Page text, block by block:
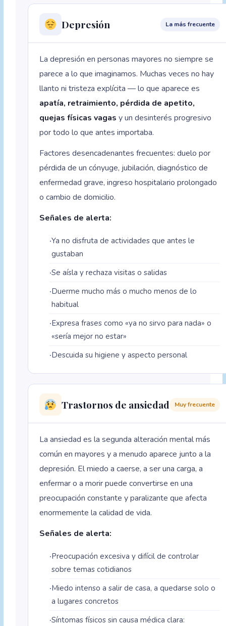
Depresión La más frecuente
La depresión en personas mayores no siempre se
parece a lo que imaginamos. Muchas veces no hay
llanto ni tristeza explícita — lo que aparece es
apatía, retraimiento, pérdida de apetito,
quejas físicas vagas y un desinterés progresivo
por todo lo que antes importaba.
Factores desencadenantes frecuentes: duelo por
pérdida de un cónyuge, jubilación, diagnóstico de
enfermedad grave, ingreso hospitalario prolongado
o cambio de domicilio.
Señales de alerta:
Ya no disfruta de actividades que antes le
gustaban
Se aísla y rechaza visitas o salidas
Duerme mucho más o mucho menos de lo
habitual
Expresa frases como «ya no sirvo para nada» o
«sería mejor no estar»
Descuida su higiene y aspecto personal
Trastornos de ansiedad Muy frecuente
La ansiedad es la segunda alteración mental más
común en mayores y a menudo aparece junto a la
depresión. El miedo a caerse, a ser una carga, a
enfermar o a morir puede convertirse en una
preocupación constante y paralizante que afecta
enormemente la calidad de vida.
Señales de alerta:
Preocupación excesiva y difícil de controlar
sobre temas cotidianos
Miedo intenso a salir de casa, a quedarse solo o
a lugares concretos
Síntomas físicos sin causa médica clara: